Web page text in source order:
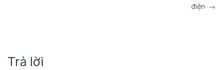
điện →
Trả lời